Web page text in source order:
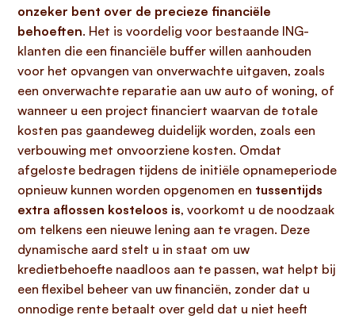
onzeker bent over de precieze financiële
behoeften. Het is voordelig voor bestaande ING-
klanten die een financiële buffer willen aanhouden
voor het opvangen van onverwachte uitgaven, zoals
een onverwachte reparatie aan uw auto of woning, of
wanneer u een project financiert waarvan de totale
kosten pas gaandeweg duidelijk worden, zoals een
verbouwing met onvoorziene kosten. Omdat
afgeloste bedragen tijdens de initiële opnameperiode
opnieuw kunnen worden opgenomen en tussentijds
extra aflossen kosteloos is, voorkomt u de noodzaak
om telkens een nieuwe lening aan te vragen. Deze
dynamische aard stelt u in staat om uw
kredietbehoefte naadloos aan te passen, wat helpt bij
een flexibel beheer van uw financiën, zonder dat u
onnodige rente betaalt over geld dat u niet heeft